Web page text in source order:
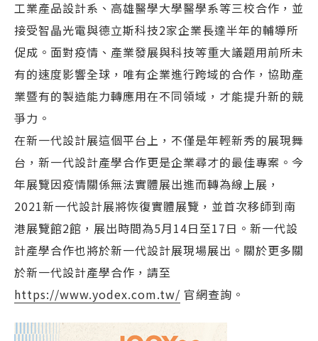
工業產品設計系、高雄醫學大學醫學系等三校合作，並
接受智晶光電與德立斯科技2家企業長達半年的輔導所
促成。面對疫情、產業發展與科技等重大議題用前所未
有的速度影響全球，唯有企業進行跨域的合作，協助產
業暨有的製造能力轉應用在不同領域，才能提升新的競
爭力。
在新一代設計展這個平台上，不僅是年輕新秀的展現舞
台，新一代設計產學合作更是企業尋才的最佳專案。今
年展覽因疫情關係無法實體展出進而轉為線上展，
2021新一代設計展將恢復實體展覽，並首次移師到南
港展覽館2館，展出時間為5月14日至17日。新一代設
計產學合作也將於新一代設計展現場展出。關於更多關
於新一代設計產學合作，請至
https://www.yodex.com.tw/ 官網查詢。